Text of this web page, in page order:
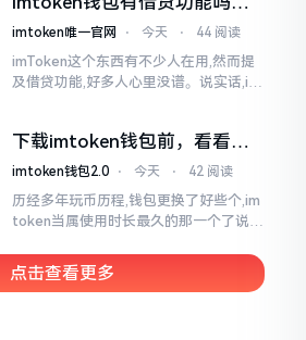
靠谱不靠谱一文说清楚
imtoken唯一官网 ⋅ 今天 ⋅ 44 阅读
imToken这个东西有不少人在用,然而提
及借贷功能,好多人心里没谱。说实话,im
议
下载imtoken钱包前，看看老
用户都咋说
imtoken钱包2.0 ⋅ 今天 ⋅ 42 阅读
历经多年玩币历程,钱包更换了好些个,im
token当属使用时长最久的那一个了说实
况
点击查看更多